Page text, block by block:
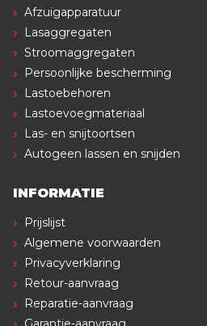
Afzuigapparatuur
Lasaggregaten
Stroomaggregaten
Persoonlijke bescherming
Lastoebehoren
Lastoevoegmateriaal
Las- en snijtoortsen
Autogeen lassen en snijden
INFORMATIE
Prijslijst
Algemene voorwaarden
Privacyverklaring
Retour-aanvraag
Reparatie-aanvraag